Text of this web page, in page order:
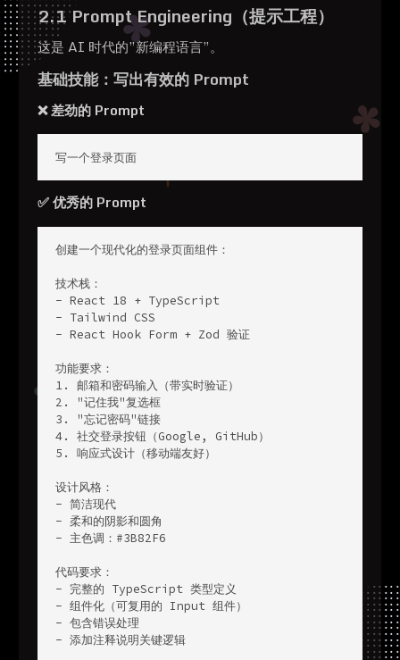
2.1 Prompt Engineering（提示工程）
这是 AI 时代的”新编程语言”。
基础技能：写出有效的 Prompt
❌ 差劲的 Prompt
写一个登录页面
✅ 优秀的 Prompt
创建一个现代化的登录页面组件：
技术栈：
- React 18 + TypeScript
- Tailwind CSS
- React Hook Form + Zod 验证
功能要求：
1. 邮箱和密码输入（带实时验证）
2. "记住我"复选框
3. "忘记密码"链接
4. 社交登录按钮（Google, GitHub）
5. 响应式设计（移动端友好）
设计风格：
- 简洁现代
- 柔和的阴影和圆角
- 主色调：#3B82F6
代码要求：
- 完整的 TypeScript 类型定义
- 组件化（可复用的 Input 组件）
- 包含错误处理
- 添加注释说明关键逻辑